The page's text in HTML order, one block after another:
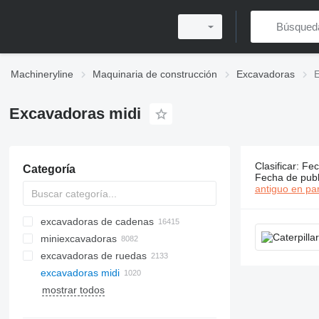
Machineryline Maquinaria de construcción Excavadoras
Excavadoras midi
Categoría
excavadoras de cadenas
miniexcavadoras
excavadoras de ruedas
excavadoras midi
mostrar todos
1020
Clasificar:
Fecha de
antiguo en